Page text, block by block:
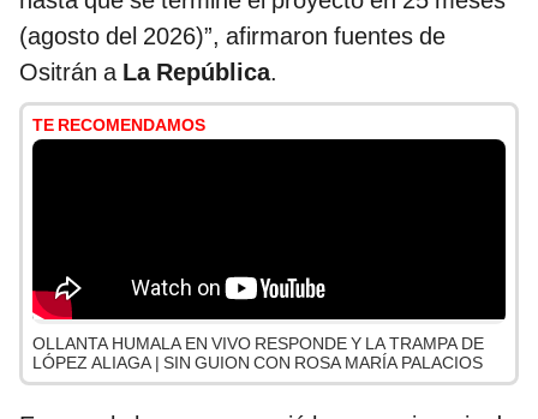
(agosto del 2026)”, afirmaron fuentes de
Ositrán a La República.
TE RECOMENDAMOS
OLLANTA HUMALA EN VIVO RESPONDE Y LA TRAMPA DE
LÓPEZ ALIAGA | SIN GUION CON ROSA MARÍA PALACIOS